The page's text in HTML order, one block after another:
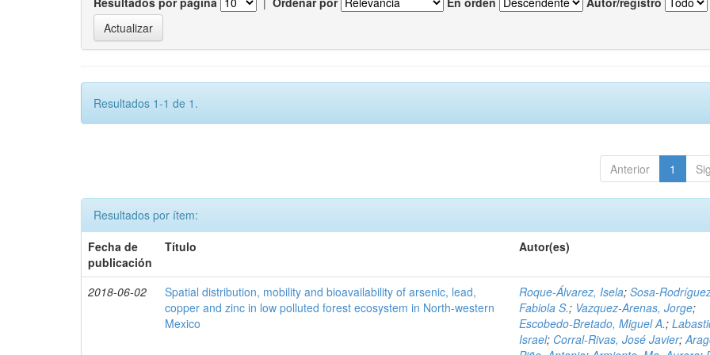
Resultados 1-1 de 1.
Anterior 1
Resultados por ítem:
Fecha de
publicación
Título Autor(es)
2018-06-02
Spatial distribution, mobility and bioavailability of arsenic, lead,
copper and zinc in low polluted forest ecosystem in North-western
Mexico
Roque-Álvarez, Isela;Sosa-
Fabiola S.; Vazquez-Arenas, Jorge;
Escobedo-Bretado, Miguel A.;
Israel; Corral-Rivas, José Javier;